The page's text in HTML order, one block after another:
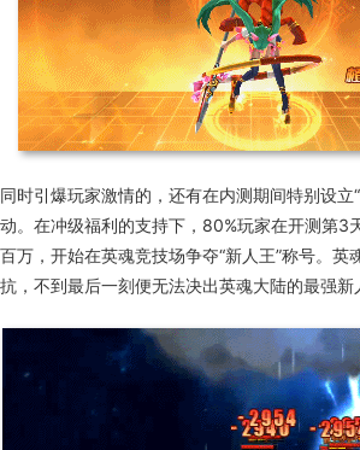
同时引爆玩家激情的，还有在内测期间特别设立
动。在冲级福利的支持下，80%玩家在开测第3
百万，开始在英魂竞技场争夺“新人王”称号。英
抗，不到最后一刻便无法决出英魂大陆的最强新